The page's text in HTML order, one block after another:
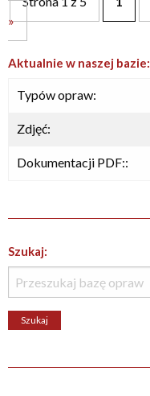
»
Aktualnie w naszej bazie:
Typów opraw:
Zdjęć:
Dokumentacji PDF::
Szukaj: